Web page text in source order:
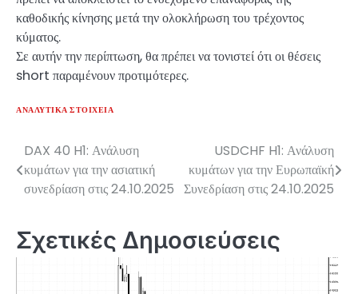
καθοδικής κίνησης μετά την ολοκλήρωση του τρέχοντος
κύματος.
Σε αυτήν την περίπτωση, θα πρέπει να τονιστεί ότι οι θέσεις
short παραμένουν προτιμότερες.
ΑΝΑΛΥΤΙΚΆ ΣΤΟΙΧΕΊΑ
Πλοήγηση
άρθρων
DAX 40 H1: Ανάλυση
κυμάτων για την ασιατική
συνεδρίαση στις 24.10.2025
USDCHF H1: Ανάλυση
κυμάτων για την Ευρωπαϊκή
Συνεδρίαση στις 24.10.2025
Σχετικές Δημοσιεύσεις